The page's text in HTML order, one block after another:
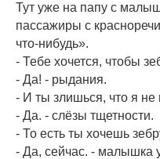
Тут уже на папу с
пассажиры с
что-нибудь».
- Тебе хочется, чтобы
- Да! - рыдания.
- И ты злишься, что я не
- Да. - слёзы тщетности.
- То есть ты хочешь
- Да, сейчас. - малышка